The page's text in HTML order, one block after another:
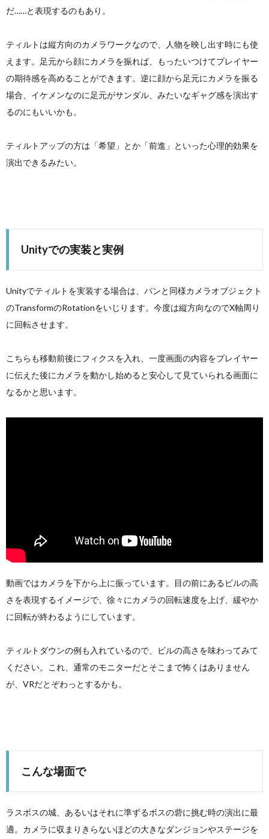
だ……と表現するのもあり。
ティルトは縦方向のカメラワークなので、人物を映し出す時にも使
えます。足元から顔にカメラを振れば、もったいつけてプレイヤー
の期待感を高めることができます。逆に顔から足元にカメラを振る
場合、イケメンなのに足元がサンダル、みたいなギャグ感を演出す
るのにもいいかも。
ティルトアップの方は「希望」とか「前進」といった心理的効果を
演出できるみたい。
Unityでの実装と実例
Unityでティルトを実装する場合は、パンと同様カメラオブジェクト
のTransformのRotationをいじります。今度は縦方向なのでX軸周り
に回転させます。
こちらも移動前後にフィクスを入れ、一度画面の内容をプレイヤー
に伝えた後にカメラを動かし始めると安心して見ていられる画面に
なるかと思います。
動画ではカメラを下から上に振っています。目の前にあるビルの高
さを表現するイメージで、徐々にカメラの回転速度を上げ、緩やか
に回転が終わるようにしています。
ティルトダウンの例も入れているので、ビルの高さを味わってみて
ください。これ、通常のモニターだとそこまで怖くはありません
が、VRだとぞわっとするかも。
こんな場面で
ラスボスの城、あるいはそれに準ずるボスの砦に挑む時の演出に最
適。カメラに収まりきらないほどの大きなダンジョンやステージを